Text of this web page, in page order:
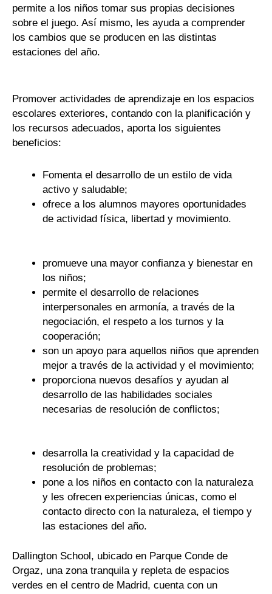
permite a los niños tomar sus propias decisiones
sobre el juego. Así mismo, les ayuda a comprender
los cambios que se producen en las distintas
estaciones del año.
Promover actividades de aprendizaje en los espacios
escolares exteriores, contando con la planificación y
los recursos adecuados, aporta los siguientes
beneficios:
Fomenta el desarrollo de un estilo de vida
activo y saludable;
ofrece a los alumnos mayores oportunidades
de actividad física, libertad y movimiento.
promueve una mayor confianza y bienestar en
los niños;
permite el desarrollo de relaciones
interpersonales en armonía, a través de la
negociación, el respeto a los turnos y la
cooperación;
son un apoyo para aquellos niños que aprenden
mejor a través de la actividad y el movimiento;
proporciona nuevos desafíos y ayudan al
desarrollo de las habilidades sociales
necesarias de resolución de conflictos;
desarrolla la creatividad y la capacidad de
resolución de problemas;
pone a los niños en contacto con la naturaleza
y les ofrecen experiencias únicas, como el
contacto directo con la naturaleza, el tiempo y
las estaciones del año.
Dallington School, ubicado en Parque Conde de
Orgaz, una zona tranquila y repleta de espacios
verdes en el centro de Madrid, cuenta con un